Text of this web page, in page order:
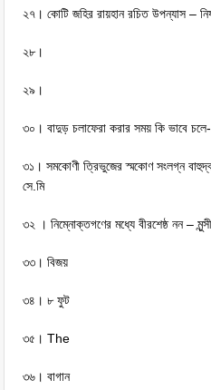
২৭। কোটি জহির রায়হান রচিত উপন্যাস –
২৮।
২৯।
৩০। বাদুড় চলাফেরা করার সময় কি ভাবে
৩১। সমকোণী ত্রিভুজের স্মকোণ সংলগ্ন
সে.মি
৩২ । নিম্নোক্তগণের মধ্যে বীরশেষ্ঠ নন –
৩৩। বিজয়
৩৪। ৮ ফুট
৩৫। The
৩৬। বাগান